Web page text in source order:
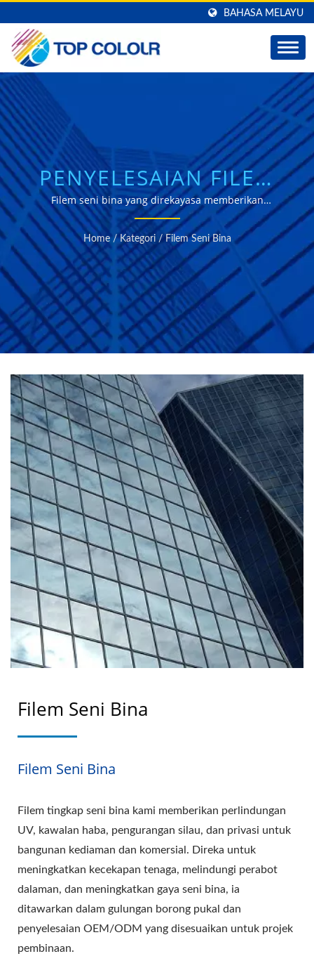
BAHASA MELAYU
PENYELESAIAN FILEM
TINGKAP SENI BINA
PROFESIONAL UNTUK
KECEKAPAN TENAGA &
PERLINDUNGAN
Filem seni bina yang direkayasa memberikan
perlindungan UV, kawalan haba, pengurangan silau,
dan privasi dengan pilihan borong besar dan
penyesuaian OEM/ODM untuk projek pembinaan di
seluruh dunia.
Home / Kategori / Filem Seni Bina
Filem Seni Bina
Filem Seni Bina
Filem tingkap seni bina kami memberikan perlindungan
UV, kawalan haba, pengurangan silau, dan privasi untuk
bangunan kediaman dan komersial. Direka untuk
meningkatkan kecekapan tenaga, melindungi perabot
dalaman, dan meningkatkan gaya seni bina, ia
ditawarkan dalam gulungan borong pukal dan
penyelesaian OEM/ODM yang disesuaikan untuk projek
pembinaan.